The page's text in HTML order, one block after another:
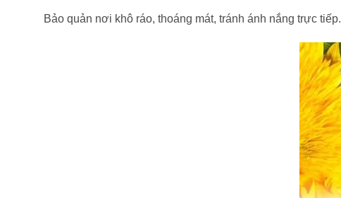
Bảo quản nơi khô ráo, thoáng mát, tránh ánh nắng trực tiếp.